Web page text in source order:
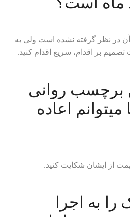
در نظر گرفته نشده است ولی به
بر اقدام، سریع اقدام کنید.
روانی
میتوانم اعاده
از ایشان شکایت کنید.
به اجرا